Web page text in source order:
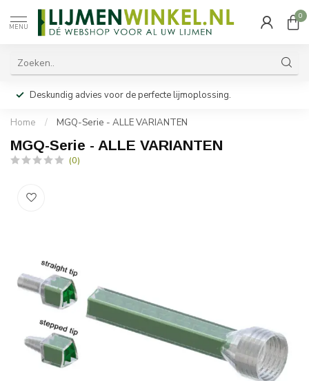
MENU
0
Deskundig advies voor de perfecte lijmoplossing.
Home / MGQ-Serie - ALLE VARIANTEN
MGQ-Serie - ALLE VARIANTEN
(0)